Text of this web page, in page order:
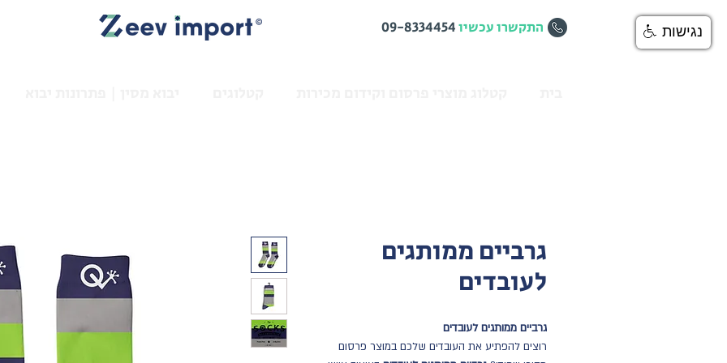
התקשרו עכשיו09-8334454
גרביים ממותגים
לעובדים
גרביים ממותגים לעובדים
רוצים להפתיע את העובדים שלכם במוצר פרסום
נגישות